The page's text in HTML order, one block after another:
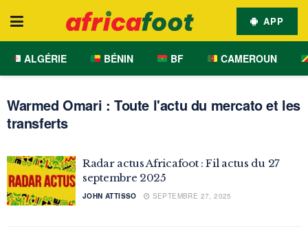
APP
ALGÉRIE BÉNIN BF CAMEROUN
Warmed Omari : Toute l'actu du mercato et les
transferts
Radar actus Africafoot : Fil actus du 27
septembre 2025
JOHN ATTISSO SEPTEMBRE 27, 2025